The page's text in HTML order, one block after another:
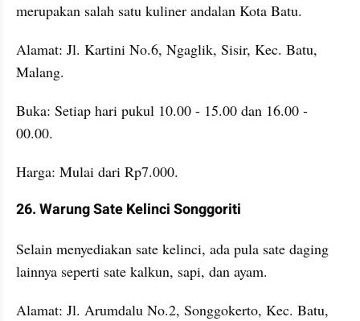
merupakan salah satu kuliner andalan Kota Batu.
Alamat: Jl. Kartini No.6, Ngaglik, Sisir, Kec. Batu,
Malang.
Buka: Setiap hari pukul 10.00 - 15.00 dan 16.00 -
00.00.
Harga: Mulai dari Rp7.000.
26. Warung Sate Kelinci Songgoriti
Selain menyediakan sate kelinci, ada pula sate daging
lainnya seperti sate kalkun, sapi, dan ayam.
Alamat: Jl. Arumdalu No.2, Songgokerto, Kec. Batu,